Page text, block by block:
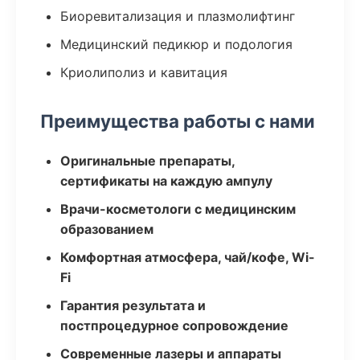
Биоревитализация и плазмолифтинг
Медицинский педикюр и подология
Криолиполиз и кавитация
Преимущества работы с нами
Оригинальные препараты,
сертификаты на каждую ампулу
Врачи-косметологи с медицинским
образованием
Комфортная атмосфера, чай/кофе, Wi-
Fi
Гарантия результата и
постпроцедурное сопровождение
Современные лазеры и аппараты